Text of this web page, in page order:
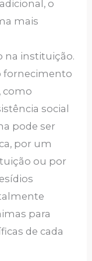
o
mais
na instituição.
fornecimento
como
social
pode ser
por um
ou por
para
de cada